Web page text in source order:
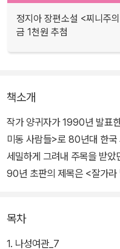
정지아 장편소설 <찌니주
금 1천원 추첨
책소개
작가 양귀자가 1990년 발표
미동 사람들>로 80년대 한국
세밀하게 그려내 주목을 받
90년 초판의 제목은 <잘가
이 소설은 특히 작가 고유의
목차
1. 나성여관_7